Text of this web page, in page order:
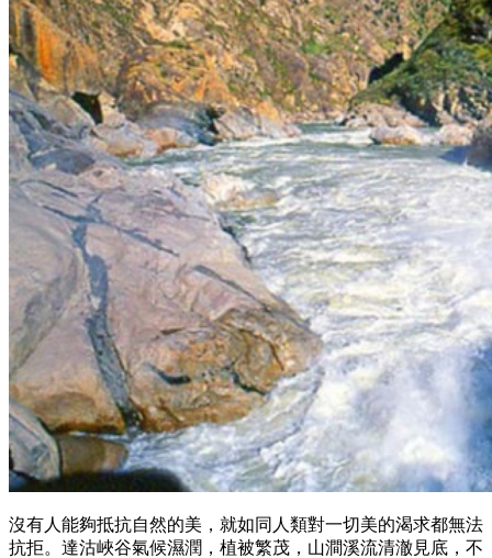
沒有人能夠抵抗自然的美，就如同人類對一切美的渴求都無法
抗拒。達沽峽谷氣候濕潤，植被繁茂，山澗溪流清澈見底，不